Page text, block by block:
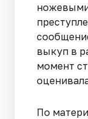
выкуп в
момент
По